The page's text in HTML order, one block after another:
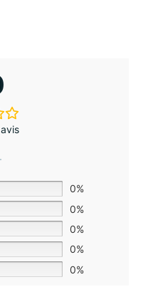
0%
0%
0%
0%
0%